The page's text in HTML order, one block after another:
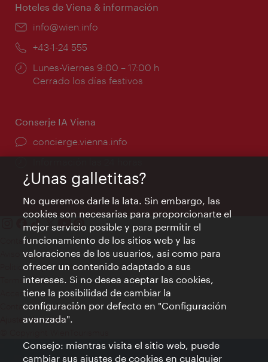
Hoteles de Viena & información
e-
info@wien.info
Teléfono:
+43-1-24 555
Horarios
de
Lunes-Viernes 9:00 – 17:00 h
Cerrado los días festivos
Conserje IA Viena
concierge.vienna.info
Contacto
Aviso legal
Política de privacidad de datos
Terms of Use
Accesibilidad
Contacto para la prensa
Ajustes de cookie
¿Unas galletitas?
No queremos darle la lata. Sin embargo, las
cookies son necesarias para proporcionarte el
mejor servicio posible y para permitir el
funcionamiento de los sitios web y las
valoraciones de los usuarios, así como para
ofrecer un contenido adaptado a sus
intereses. Si no desea aceptar las cookies,
tiene la posibilidad de cambiar la
configuración por defecto en "Configuración
avanzada".
Consejo: mientras visita el sitio web, puede
cambiar sus ajustes de cookies en cualquier